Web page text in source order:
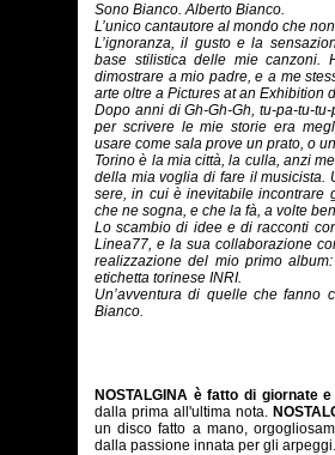
Sono Bianco. Alberto Bianco.
L’unico cantautore al mondo che
L’ignoranza, il gusto e la
base stilistica delle mie canzoni.
dimostrare a mio padre, e a me
arte oltre a Pictures at an Exhibition
Dopo anni di Gh-Gh-Gh, tu-pa-tu-
per scrivere le mie storie era
usare come sala prove un prato, o
Torino è la mia città, la culla, anzi
della mia voglia di fare il musicista.
sere, in cui è inevitabile incontrare
che ne sogna, e che la fà, a volte
Lo scambio di idee e di racconti
Linea77, e la sua collaborazione
realizzazione del mio primo
etichetta torinese INRI.
Un’avventura di quelle che fanno
Bianco.
NOSTALGINA è fatto di giornate
dalla prima all'ultima nota.
un disco fatto a mano,
dalla passione innata per gli arpeggi.